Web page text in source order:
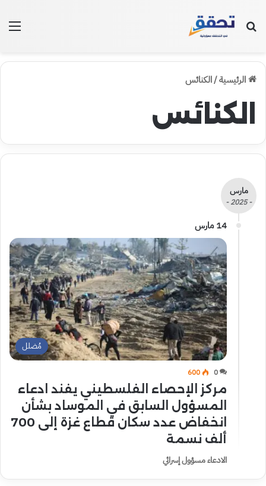
بحث عن
الرئيسية/الكنائس
الكنائس
مارس
- 2025 -
14 مارس
مُضلل
0
600
مركز الإحصاء الفلسطيني يفند ادعاء
المسؤول السابق في الموساد بشأن
انخفاض عدد سكان قطاع غزة إلى 700
ألف نسمة
الادعاء مسؤول إسرائي